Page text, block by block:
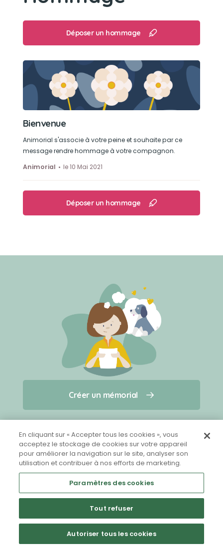
Créer un mémorial
Qui sommes-nous ?
Nous contacter
Partager sur Facebook
Déposer un hommage
Bienvenue
Animorial s'associe à votre peine et souhaite par ce
message rendre hommage à votre compagnon.
Animorial
le 10 Mai 2021
Déposer un hommage
Créer un mémorial
En cliquant sur « Accepter tous les cookies », vous
acceptez le stockage de cookies sur votre appareil
pour améliorer la navigation sur le site, analyser son
utilisation et contribuer à nos efforts de marketing.
Paramètres des cookies
Tout refuser
Autoriser tous les cookies